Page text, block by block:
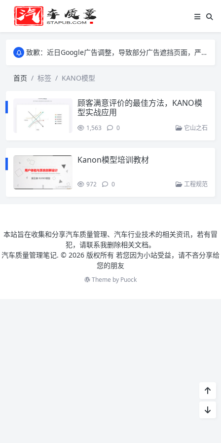
致歉：近日Google广告调整，导致部分广告遮挡页面，严重影响大家访问体验，将尽快调整完成，由此带来的不便，特意致歉！
致歉：近日Google广告调整，导致部分广告遮挡页面，严重影响大家访问体验，将尽快调整完成，由此带来的不便，特意致歉！
首页 标签 KANO模型
顾客满意评价的最佳方法，KANO模
型实战应用
1,563 0 它山之石
Kanon模型培训教材
972 0 工程规范
本站旨在收集和分享汽车质量管理、汽车行业技术的相关资讯，若有冒
犯，请联系我删除相关文档。
汽车质量管理笔记. © 2026 版权所有 若您因为小站受益，请不吝分享给
您的朋友
Theme by Puock